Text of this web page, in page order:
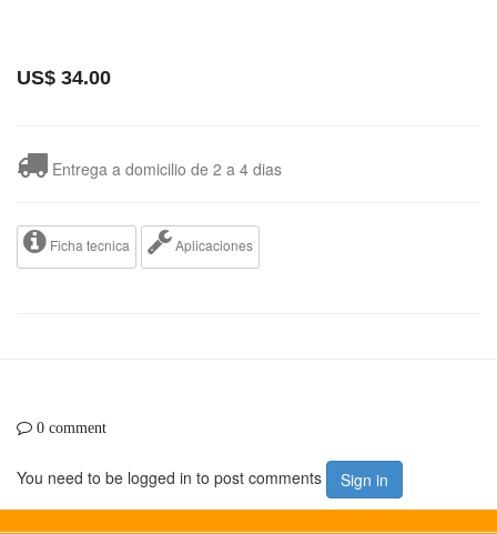
US$ 34.00
Entrega a domicilio de 2 a 4 dias
Ficha tecnica Aplicaciones
0 comment
You need to be logged in to post comments Sign in